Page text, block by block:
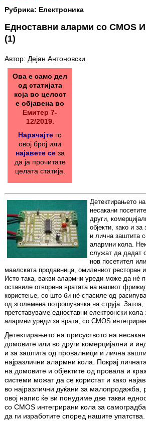
Рубрика: Електроника
Едноставни аларми со CMOS
(1)
Автор: Дејан Антоновски
Ова е само дел
од статијата
која во целост
е објавена во
Емитер 7-
12/2019.
Нарачајте го
овој број или
најавете сеза
да ја прочитате
целата статија.
Детектирањето
несакани
други,
објекти, како и
и лична заштита
алармни кола.
служат да дадат
нов посетител
маалската продавница, омилениот ресторан
Исто така, вакви алармни уреди може да нè
оставиле отворена вратата на нашиот
користење, со што би нè спасиле од
од зголемена потрошувачка на струја. Затоа,
претставуваме едноставни електронски кола
алармни уреди за врата, со CMOS
Детектирањето на присуството на
домовите или во други комерцијални и
и за заштита од провалници и лична
најразлични алармни кола. Покрај
на домовите и објектите од провала и
сис­те­ми можат да се користат и како
во најразлични дуќани за малопродажба,
овој напис ќе ви понудиме две такви
со CMOS инте­гри­­рани кола за
да ги изработите според наши­те упатства.